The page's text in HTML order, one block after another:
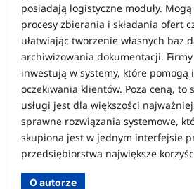
posiadają logistyczne moduły.
procesy zbierania i składania ofert
ułatwiając tworzenie własnych baz
archiwizowania dokumentacji.
inwestują w systemy, które pomogą
oczekiwania klientów. Poza ceną, to
usługi jest dla większości
sprawne rozwiązania systemowe,
skupiona jest w jednym interfejsie
przedsiębiorstwa największe
O autorze